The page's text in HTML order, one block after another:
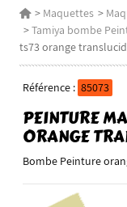
> Maquettes >
>Tamiya bombe
ts73 orange
Référence : 85073
PEINTURE
ORANGE
Bombe Peinture